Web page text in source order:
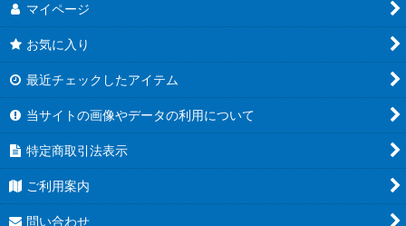
マイページ
お気に入り
最近チェックしたアイテム
当サイトの画像やデータの利用について
特定商取引法表示
ご利用案内
問い合わせ